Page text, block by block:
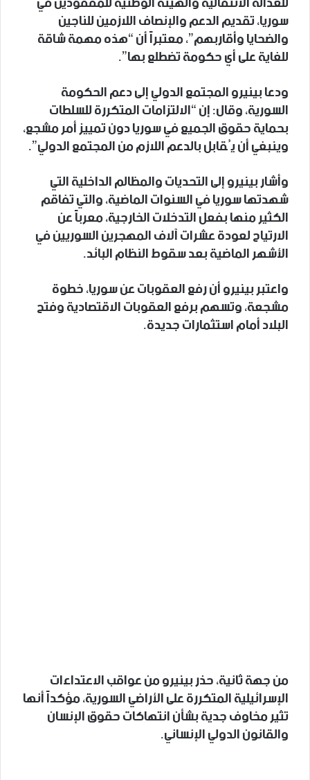
سوريا، تقديم الدعم والإنصاف اللازمين للناجين
والضحايا وأقاربهم”، معتبراً أن “هذه مهمة شاقة
للغاية على أي حكومة تضطلع بها”.
ودعا بينيرو المجتمع الدولي إلى دعم الحكومة
السورية، وقال: إن “الالتزامات المتكررة للسلطات
بحماية حقوق الجميع في سوريا دون تمييز أمر مشجع،
وينبغي أن يُقابل بالدعم اللازم من المجتمع الدولي”.
وأشار بينيرو إلى التحديات والمظالم الداخلية التي
شهدتها سوريا في السنوات الماضية، والتي تفاقم
الكثير منها بفعل التدخلات الخارجية، معرباً عن
الارتياح لعودة عشرات آلاف المهجرين السوريين في
الأشهر الماضية بعد سقوط النظام البائد.
واعتبر بينيرو أن رفع العقوبات عن سوريا، خطوة
مشجعة، وتسهم برفع العقوبات الاقتصادية وفتح
البلاد أمام استثمارات جديدة.
من جهة ثانية، حذر بينيرو من عواقب الاعتداءات
الإسرائيلية المتكررة على الأراضي السورية، مؤكداً أنها
تثير مخاوف جدية بشأن انتهاكات حقوق الإنسان
والقانون الدولي الإنساني.